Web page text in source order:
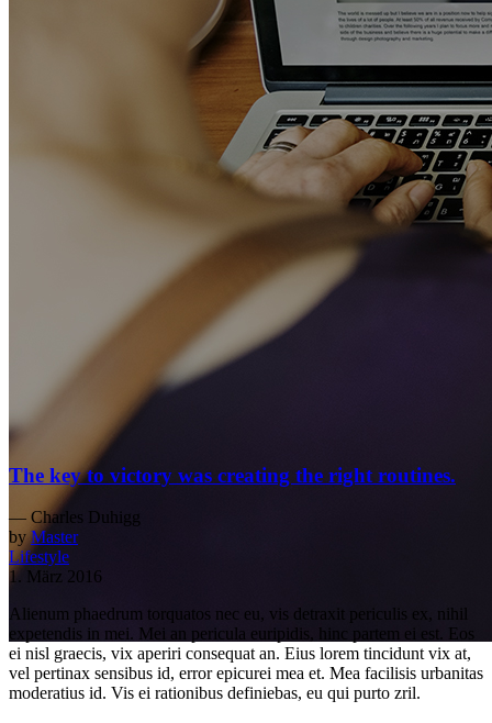
Blog
The key to victory was creating the right routines.
— Charles Duhigg
byMaster
Lifestyle
1. März 2016
Alienum phaedrum torquatos nec eu, vis detraxit periculis ex, nihil
expetendis in mei. Mei an pericula euripidis, hinc partem ei est. Eos
ei nisl graecis, vix aperiri consequat an. Eius lorem tincidunt vix at,
vel pertinax sensibus id, error epicurei mea et. Mea facilisis urbanitas
moderatius id. Vis ei rationibus definiebas, eu qui purto zril.